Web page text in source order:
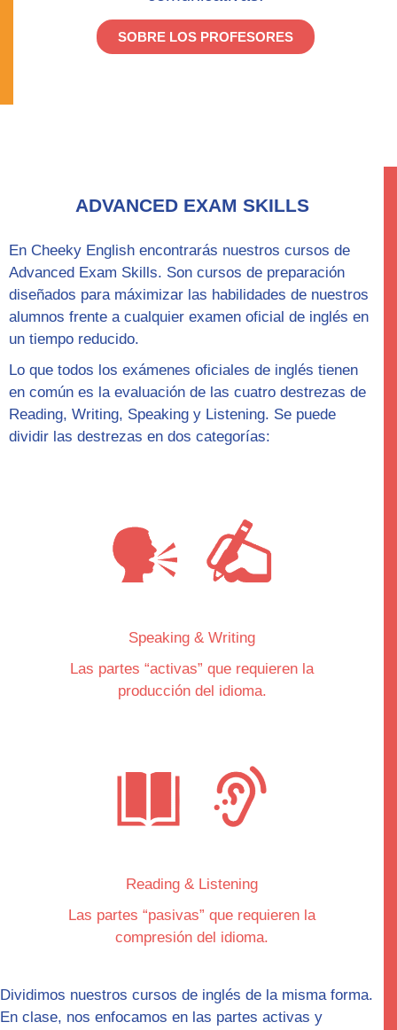
SOBRE LOS PROFESORES
ADVANCED EXAM SKILLS
En Cheeky English encontrarás nuestros cursos de
Advanced Exam Skills. Son cursos de preparación
diseñados para máximizar las habilidades de nuestros
alumnos frente a cualquier examen oficial de inglés en
un tiempo reducido.
Lo que todos los exámenes oficiales de inglés tienen
en común es la evaluación de las cuatro destrezas de
Reading, Writing, Speaking y Listening. Se puede
dividir las destrezas en dos categorías:
Speaking & Writing
Las partes “activas” que requieren la
producción del idioma.
Reading & Listening
Las partes “pasivas” que requieren la
compresión del idioma.
Dividimos nuestros cursos de inglés de la misma forma.
En clase, nos enfocamos en las partes activas y